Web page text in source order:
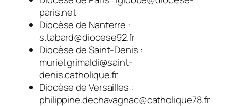
paris.net
Diocèse de Nanterre :
s.tabard@diocese92.fr
Diocèse de Saint-Denis :
muriel.grimaldi@saint-
denis.catholique.fr
Diocèse de Versailles :
philippine.dechavagnac@catholique78.fr